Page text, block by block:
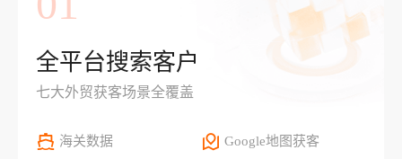
全平台搜索客户
七大外贸获客场景全覆盖
海关数据 Google地图获客